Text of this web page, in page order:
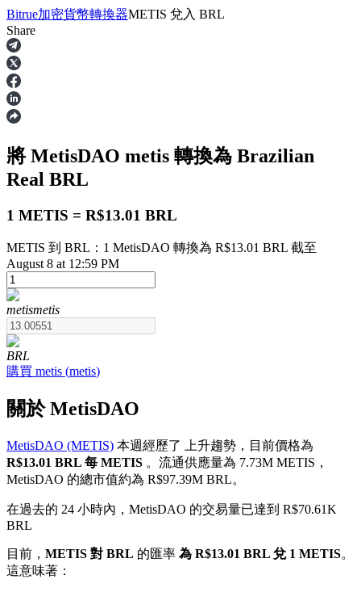
合約
USDT永續
多種以USDT結算的永續合約
幣本位永續
以數字貨幣為保證金的永續合約
TradFi
美股、外匯、貴金屬及大宗商品衍生性商品
Bitrue加密貨幣轉換器METIS 兌入 BRL
Share
將 MetisDAO metis 轉換為 Brazilian
Real BRL
1 METIS = R$13.01 BRL
METIS 到 BRL：1 MetisDAO 轉換為 R$13.01 BRL 截至
August 8 at 12:59 PM
metismetis
BRL
購買 metis (metis)
關於 MetisDAO
MetisDAO (METIS) 本週經歷了 上升趨勢，目前價格為
R$13.01 BRL 每 METIS 。流通供應量為 7.73M METIS，
MetisDAO 的總市值約為 R$97.39M BRL。
在過去的 24 小時內，MetisDAO 的交易量已達到 R$70.61K
BRL
目前， METIS 對 BRL 的匯率 為 R$13.01 BRL 兌 1 METIS。
這意味著：